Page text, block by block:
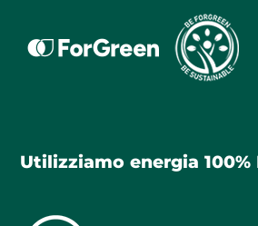
Utilizziamo energia 100%